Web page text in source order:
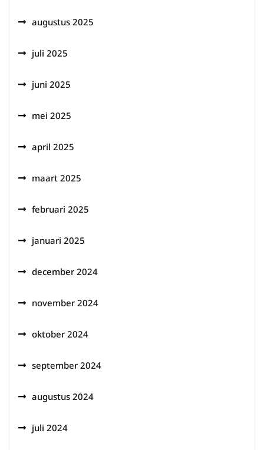
augustus 2025
juli 2025
juni 2025
mei 2025
april 2025
maart 2025
februari 2025
januari 2025
december 2024
november 2024
oktober 2024
september 2024
augustus 2024
juli 2024